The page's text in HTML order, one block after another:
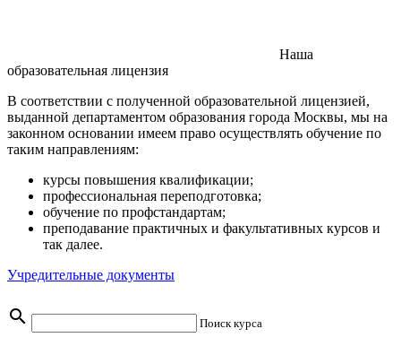
Наша
образовательная лицензия
В соответствии с полученной образовательной лицензией,
выданной департаментом образования города Москвы, мы на
законном основании имеем право осуществлять обучение по
таким направлениям:
курсы повышения квалификации;
профессиональная переподготовка;
обучение по профстандартам;
преподавание практичных и факультативных курсов и
так далее.
Учредительные документы
search Поиск курса